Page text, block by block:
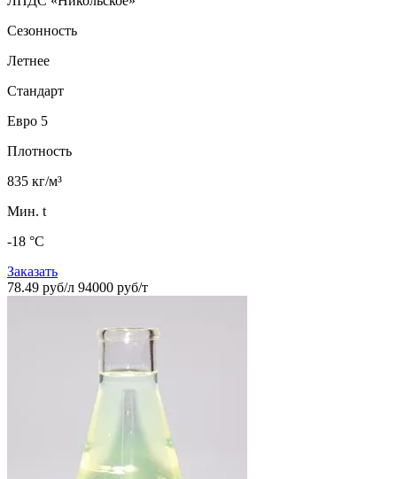
Сезонность
Летнее
Стандарт
Евро 5
Плотность
835 кг/м³
Мин. t
-18 °C
Заказать
78.49 руб/л 94000 руб/т